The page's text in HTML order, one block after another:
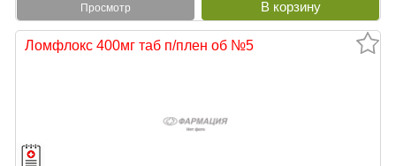
Просмотр
Ломфлокс 400мг таб п/плен об №5